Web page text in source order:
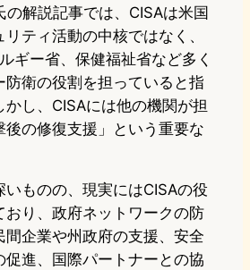
解説記事では、CISAは米国
ティ活動の中核ではなく、
ギー省、保健福祉省など多く
防衛の役割を担っていると指
し、CISAには他の機関が担
後の修復支援」という重要な
いものの、現実にはCISAの役
おり、政府ネットワークの防
間企業や州政府の支援、安全
促進、国際パートナーとの協